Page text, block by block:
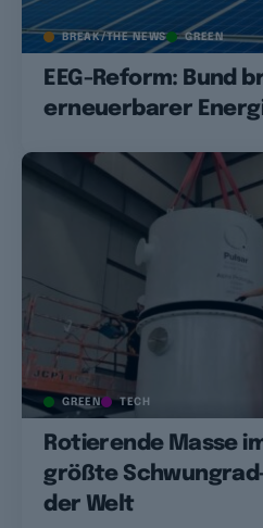
BREAK/THE NEWS GREEN
EEG-Reform: Bund
erneuerbarer
GREEN TECH
Rotierende Masse
größte
der Welt